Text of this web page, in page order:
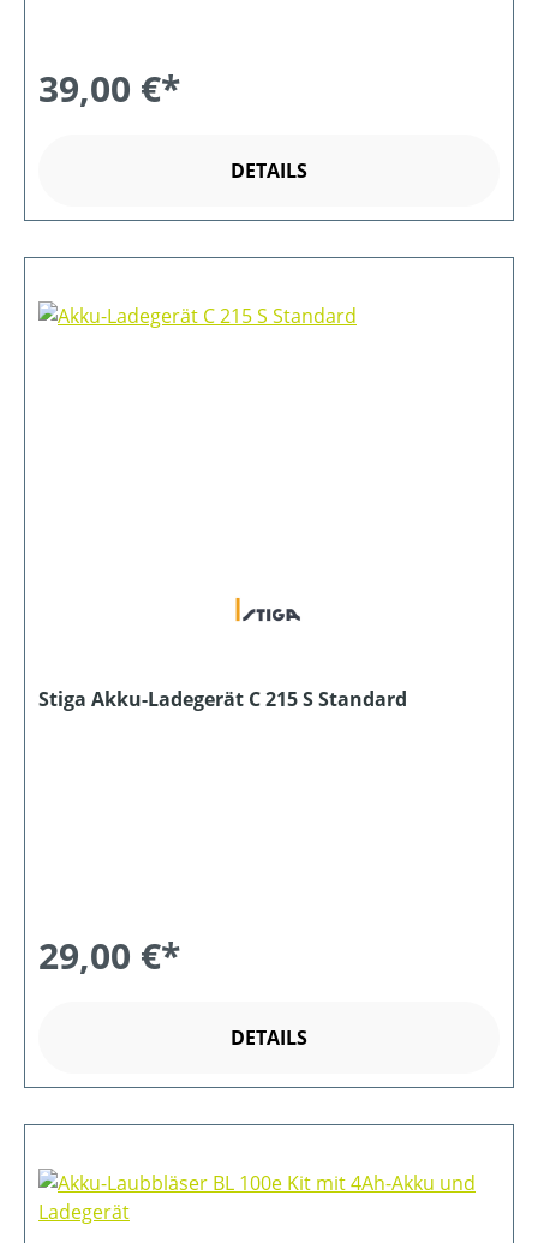
39,00 €*
DETAILS
Stiga Akku-Ladegerät C 215 S Standard
29,00 €*
DETAILS